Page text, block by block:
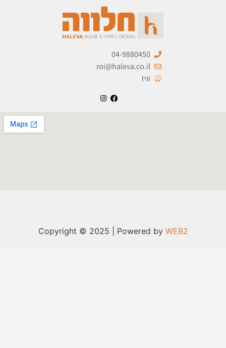
04-9880450
roi@haleva.co.il
וויז
Copyright © 2025 | Powered by WEB2